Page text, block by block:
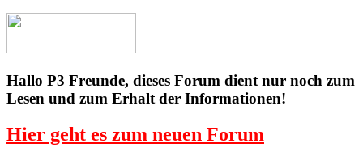
Hallo P3 Freunde, dieses Forum dient nur noch zum
Lesen und zum Erhalt der Informationen!
Hier geht es zum neuen Forum